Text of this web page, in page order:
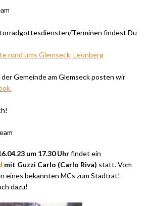
Terminen findest Du
rund ums Glemseck, Leonberg
Gemeinde am Glemseck posten wir
um 17.30 Uhrfindet ein
mit Guzzi Carlo (Carlo Riva) statt. Vom
eines bekannten MCs zum Stadtrat!
dazu!